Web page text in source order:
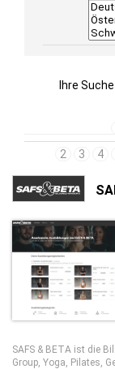
Ihre
2
3 4
SAFS & BETA ist die
Group, Yoga, Pilates,